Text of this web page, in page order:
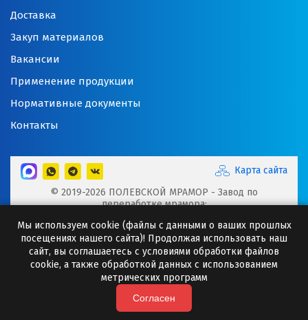
Доставка
Закуп материалов
Вакансии
Применение продукции
Нормативные документы
Контакты
Карта сайта
© 2019-2026 ПОЛЕВСКОЙ МРАМОР - Завод по
переработке мрамора:
Минеральные порошки, Добавки для буровых растворов
Сайт носит исключительно информационный характер и
ни при каких случаях информация не может являться
публичной офертой.
Любое копирование информации с сайта разрешено
только с письменного согласия ООО "Полевская
мраморная компания"
Мы используем cookie (файлы с данными о ваших прошлых
посещениях нашего сайта)! Продолжая использовать наш
сайт, вы соглашаетесь с условиями обработки файлов
cookie, а также обработкой данных с использованием
метрических программ
Согласен